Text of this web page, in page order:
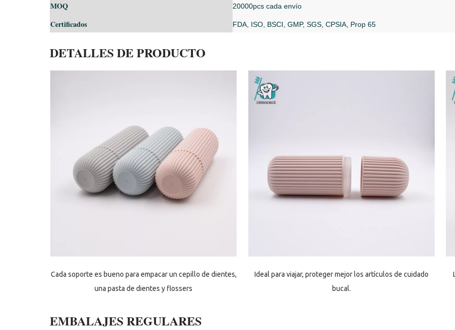
MOQ 20000pcs cada envío
Certificados FDA, ISO, BSCI, GMP, SGS, CPSIA, Prop 65
DETALLES DE PRODUCTO
Cada soporte es bueno para empacar un cepillo de dientes,
una pasta de dientes y flossers
Ideal para viajar, proteger mejor los artículos de cuidado
bucal.
EMBALAJES REGULARES